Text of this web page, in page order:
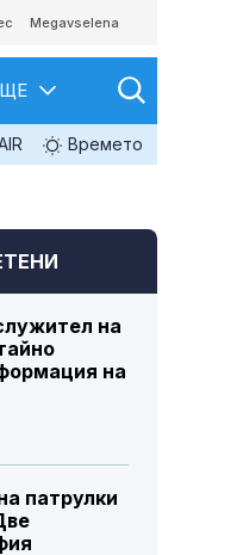
Megavselena
Времето
на
на
патрулки